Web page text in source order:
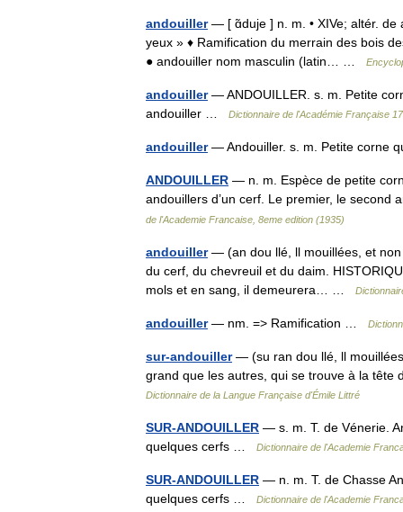
andouiller— [ ɑ̃duje ] n. m. • XIVe; altér. de
yeux » ♦ Ramification du merrain des bois
● andouiller nom masculin (latin… …
andouiller— ANDOUILLER. s. m. Petite
andouiller …
Dictionnaire de l'Académie Française
andouiller— Andouiller. s. m. Petite corne
ANDOUILLER — n. m. Espèce de petite
andouillers d’un cerf. Le premier, le second
de l'Academie Francaise, 8eme edition (1935)
andouiller— (an dou llé, ll mouillées, et non
du cerf, du chevreuil et du daim.
mols et en sang, il demeurera… …
andouiller— nm. => Ramification …
sur-andouiller— (su ran dou llé, ll
grand que les autres, qui se trouve à la
Dictionnaire de la Langue Française d'Émile Littré
SUR-ANDOUILLER — s. m. T. de Vénerie.
quelques cerfs …
Dictionnaire de l'Academie
SUR-ANDOUILLER — n. m. T. de Chasse
quelques cerfs …
Dictionnaire de l'Academie